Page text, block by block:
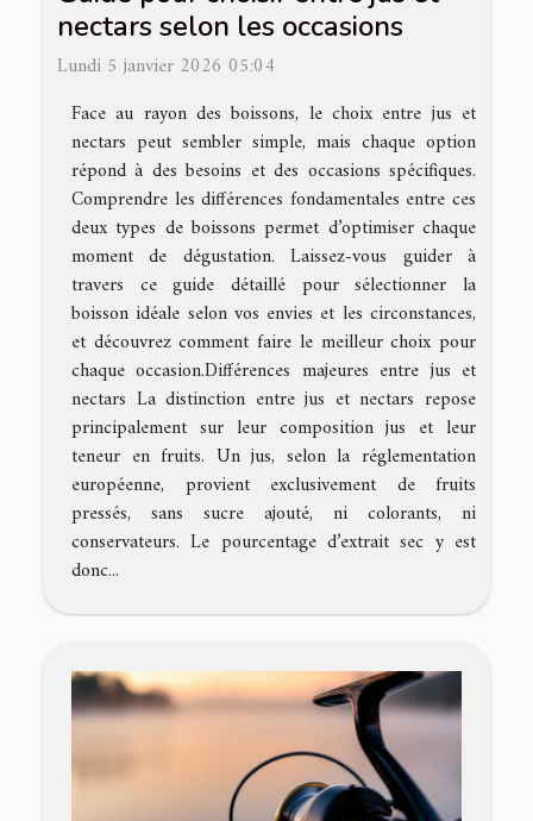
nectars selon les occasions
Lundi 5 janvier 2026 05:04
Face au rayon des boissons, le choix entre jus et
nectars peut sembler simple, mais chaque option
répond à des besoins et des occasions spécifiques.
Comprendre les différences fondamentales entre ces
deux types de boissons permet d’optimiser chaque
moment de dégustation. Laissez-vous guider à
travers ce guide détaillé pour sélectionner la
boisson idéale selon vos envies et les circonstances,
et découvrez comment faire le meilleur choix pour
chaque occasion.Différences majeures entre jus et
nectars La distinction entre jus et nectars repose
principalement sur leur composition jus et leur
teneur en fruits. Un jus, selon la réglementation
européenne, provient exclusivement de fruits
pressés, sans sucre ajouté, ni colorants, ni
conservateurs. Le pourcentage d’extrait sec y est
donc...